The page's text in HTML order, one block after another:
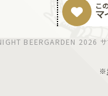
こ
マ
BEERGARDEN 2026 サ
※